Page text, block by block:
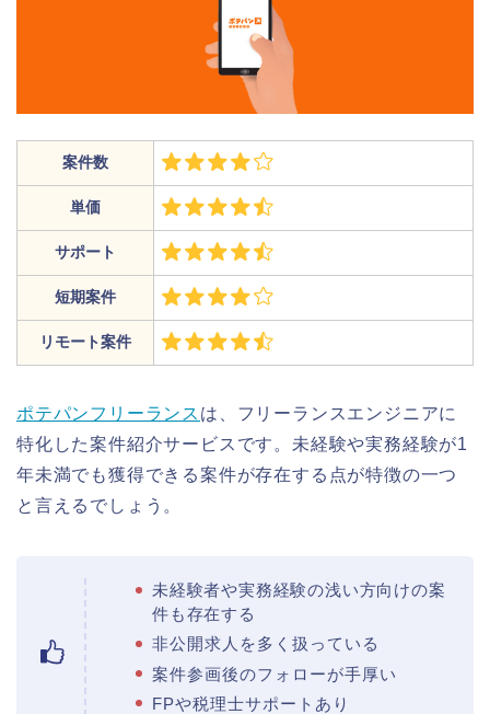
案件数
単価
サポート
短期案件
リモート案件
ポテパンフリーランス は、フリーランスエンジニアに
特化した案件紹介サービスです。未経験や実務経験が1
年未満でも獲得できる案件が存在する点が特徴の一つ
と言えるでしょう。
未経験者や実務経験の浅い方向けの案
件も存在する
非公開求人を多く扱っている
案件参画後のフォローが手厚い
FPや税理士サポートあり